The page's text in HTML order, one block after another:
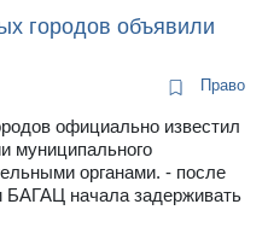
городов объявили
Право
официально известил
муниципального
органами. - после
БАГАЦ начала задерживать